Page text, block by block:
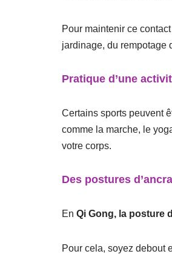
Pour maintenir ce
jardinage, du
Pratique d’une
Certains sports peuvent
comme la marche, le
votre corps.
Des postures
En Qi Gong, la posture
Pour cela, soyez debout